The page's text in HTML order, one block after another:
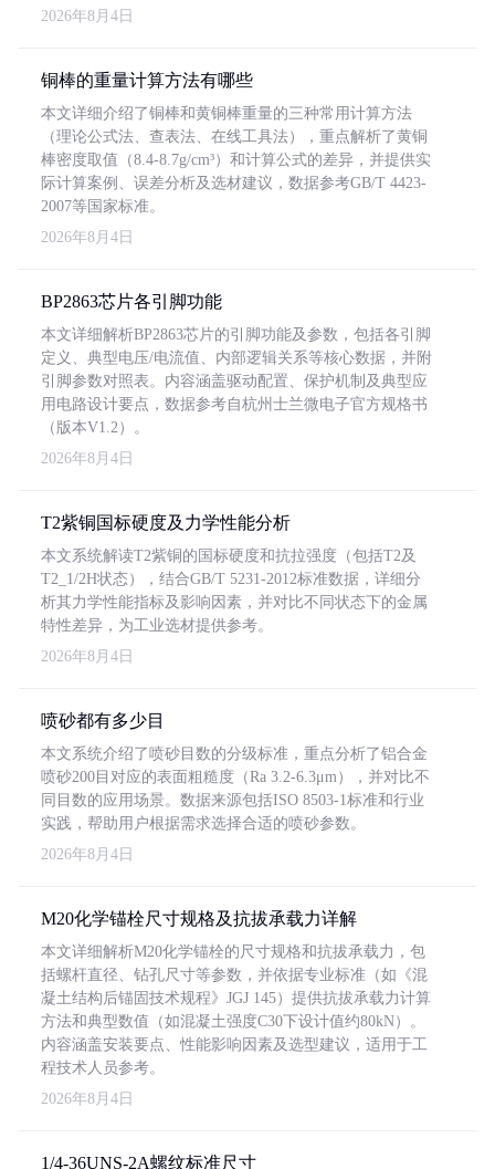
2026年8月4日
铜棒的重量计算方法有哪些
本文详细介绍了铜棒和黄铜棒重量的三种常用计算方法
（理论公式法、查表法、在线工具法），重点解析了黄铜
棒密度取值（8.4-8.7g/cm³）和计算公式的差异，并提供实
际计算案例、误差分析及选材建议，数据参考GB/T 4423-
2007等国家标准。
2026年8月4日
BP2863芯片各引脚功能
本文详细解析BP2863芯片的引脚功能及参数，包括各引脚
定义、典型电压/电流值、内部逻辑关系等核心数据，并附
引脚参数对照表。内容涵盖驱动配置、保护机制及典型应
用电路设计要点，数据参考自杭州士兰微电子官方规格书
（版本V1.2）。
2026年8月4日
T2紫铜国标硬度及力学性能分析
本文系统解读T2紫铜的国标硬度和抗拉强度（包括T2及
T2_1/2H状态），结合GB/T 5231-2012标准数据，详细分
析其力学性能指标及影响因素，并对比不同状态下的金属
特性差异，为工业选材提供参考。
2026年8月4日
喷砂都有多少目
本文系统介绍了喷砂目数的分级标准，重点分析了铝合金
喷砂200目对应的表面粗糙度（Ra 3.2-6.3μm），并对比不
同目数的应用场景。数据来源包括ISO 8503-1标准和行业
实践，帮助用户根据需求选择合适的喷砂参数。
2026年8月4日
M20化学锚栓尺寸规格及抗拔承载力详解
本文详细解析M20化学锚栓的尺寸规格和抗拔承载力，包
括螺杆直径、钻孔尺寸等参数，并依据专业标准（如《混
凝土结构后锚固技术规程》JGJ 145）提供抗拔承载力计算
方法和典型数值（如混凝土强度C30下设计值约80kN）。
内容涵盖安装要点、性能影响因素及选型建议，适用于工
程技术人员参考。
2026年8月4日
1/4-36UNS-2A螺纹标准尺寸